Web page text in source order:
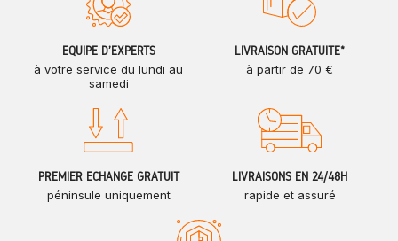
ÉQUIPE D'EXPERTS
à votre service du lundi au
samedi
LIVRAISON GRATUITE*
à partir de 70 €
PREMIER ÉCHANGE GRATUIT
péninsule uniquement
LIVRAISONS EN 24/48H
rapide et assuré